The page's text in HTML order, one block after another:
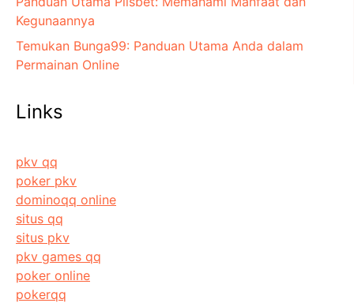
Kegunaannya
Temukan Bunga99: Panduan Utama Anda dalam
Permainan Online
Links
pkv qq
poker pkv
dominoqq online
situs qq
situs pkv
pkv games qq
poker online
pokerqq